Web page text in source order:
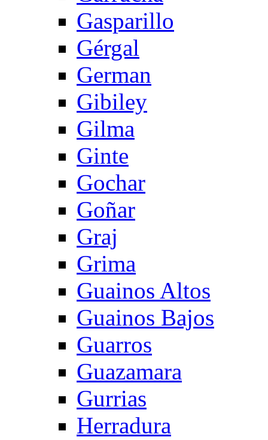
Gasparillo
Gérgal
German
Gibiley
Gilma
Ginte
Gochar
Goñar
Graj
Grima
Guainos Altos
Guainos Bajos
Guarros
Guazamara
Gurrias
Herradura